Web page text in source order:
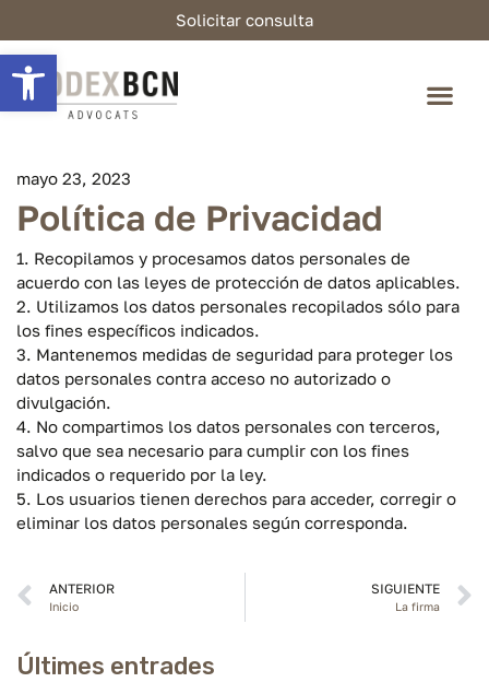
Abrir barra de herramientas
Solicitar consulta
mayo 23, 2023
Política de Privacidad
1. Recopilamos y procesamos datos personales de
acuerdo con las leyes de protección de datos aplicables.
2. Utilizamos los datos personales recopilados sólo para
los fines específicos indicados.
3. Mantenemos medidas de seguridad para proteger los
datos personales contra acceso no autorizado o
divulgación.
4. No compartimos los datos personales con terceros,
salvo que sea necesario para cumplir con los fines
indicados o requerido por la ley.
5. Los usuarios tienen derechos para acceder, corregir o
eliminar los datos personales según corresponda.
ANTERIOR
Inicio
SIGUIENTE
La firma
Últimes entrades